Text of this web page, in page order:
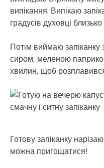
випікання. Випікаю
градусів духовці
Потім виймаю
сиром, меленою
хвилин, щоб
Готову запіканку
можна пригощатися!